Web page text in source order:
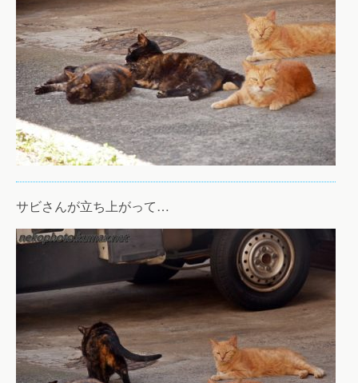
サビさんが立ち上がって…